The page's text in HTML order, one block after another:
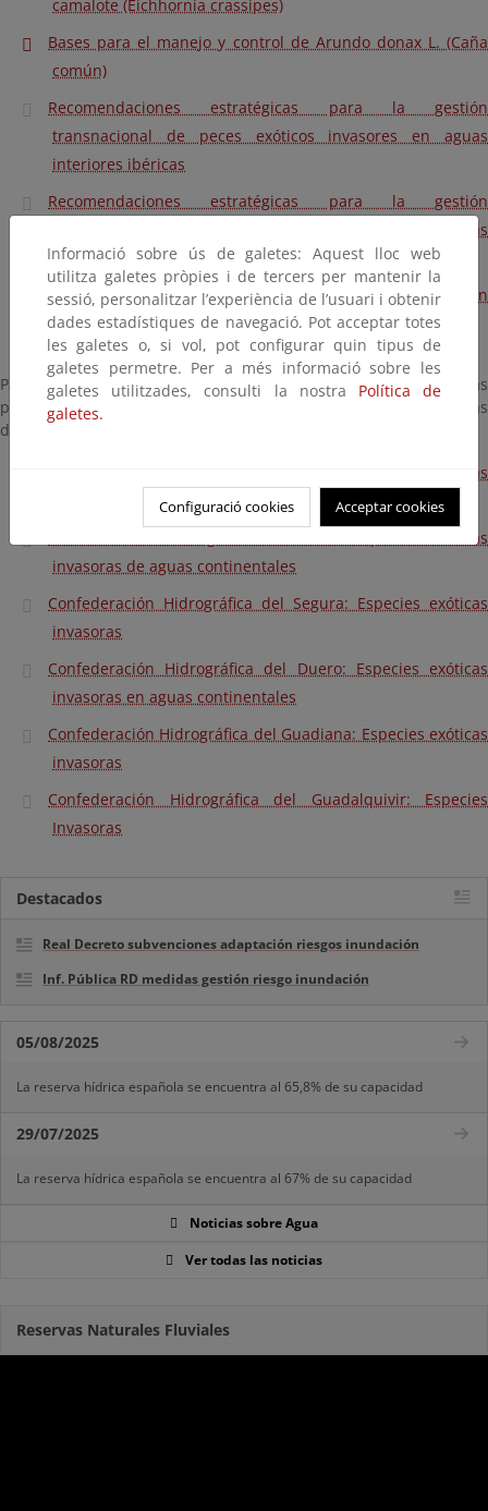
camalote (Eichhornia crassipes)
Bases para el manejo y control de Arundo donax L. (Caña
común)
Recomendaciones estratégicas para la gestión
transnacional de peces exóticos invasores en aguas
interiores ibéricas
Recomendaciones estratégicas para la gestión
transnacional de cangrejos exóticos invasores en aguas
interiores ibéricas
Manual for the management of vertebrate invasive alien
species of Union concern – incorporating animal welfare
Para más información sobre la gestión de las especies exóticas
por parte de las confederaciones hidrográficas, visita sus páginas
dedicadas a esta temática.
Confederación Hidrográfica del Júcar: Mejillón cebra y otras
especies exóticas invasoras
Confederación Hidrográfica del Ebro: Especies exóticas
invasoras de aguas continentales
Confederación Hidrográfica del Segura: Especies exóticas
invasoras
Confederación Hidrográfica del Duero: Especies exóticas
invasoras en aguas continentales
Confederación Hidrográfica del Guadiana: Especies exóticas
invasoras
Confederación Hidrográfica del Guadalquivir: Especies
Invasoras
Destacados
Real Decreto subvenciones adaptación riesgos inundación
Inf. Pública RD medidas gestión riesgo inundación
05/08/2025
La reserva hídrica española se encuentra al 65,8% de su capacidad
29/07/2025
La reserva hídrica española se encuentra al 67% de su capacidad
Noticias sobre Agua
Ver todas las noticias
Reservas Naturales Fluviales
Informació sobre ús de galetes: Aquest lloc web
utilitza galetes pròpies i de tercers per mantenir la
sessió, personalitzar l’experiència de l’usuari i obtenir
dades estadístiques de navegació. Pot acceptar totes
les galetes o, si vol, pot configurar quin tipus de
galetes permetre. Per a més informació sobre les
galetes utilitzades, consulti la nostra Política de
galetes.
Configuració cookies Acceptar cookies